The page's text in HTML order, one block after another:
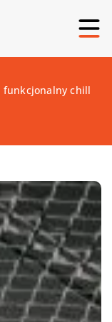
funkcjonalny chill